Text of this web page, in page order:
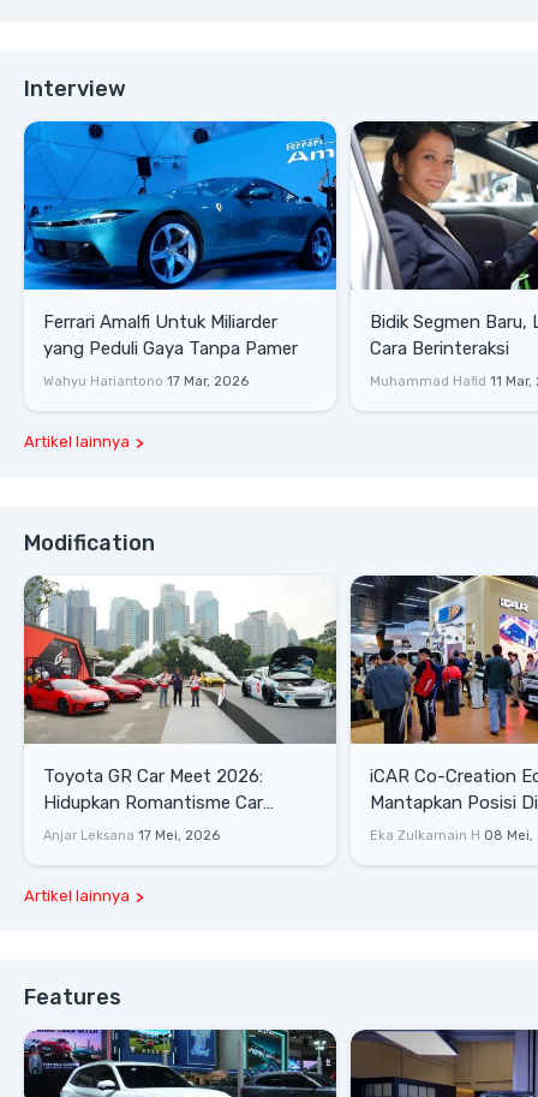
Interview
Ferrari Amalfi Untuk Miliarder
yang Peduli Gaya Tanpa Pamer
Wahyu Hariantono 17 Mar, 2026
Bidik Segmen Baru,
Cara Berinteraksi
Muhammad Hafid 11
Artikel lainnya
Modification
Toyota GR Car Meet 2026:
Hidupkan Romantisme Car
Culture Era 90-an
Anjar Leksana 17 Mei, 2026
iCAR Co-Creation
Mantapkan Posisi
Gaya Hidup
Eka Zulkarnain H 08 Mei,
Artikel lainnya
Features